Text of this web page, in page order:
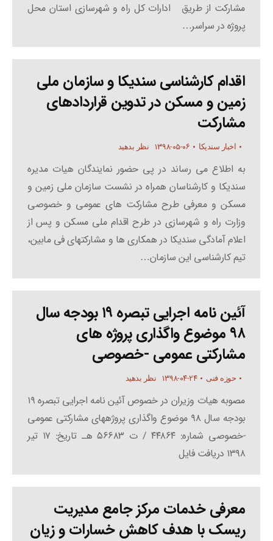
مشارکت از طریق ادارات کل راه و شهرسازی استان محل
پروژه در سراسر…
اقدام کارشناسی سندیکا و سازمان ملی
زمین و مسکن در تدوین قراردادهای
مشارکت
اخبار سندیکا ۱۳۹۸-۰۵-۰۶ نظر بدهید
به اطلاع می رساند در پی حضور نمایندگان هیات مدیره
سندیکا و کارشناسان همراه در نشست سازمان ملی زمین و
مسکن و معرفی طرح مشارکت های عمومی و خصوصی
وزارت راه و شهرسازی در طرح اقدام ملی مسکن و پس از
اعلام آمادگی سندیکا در همکاری ها و مشارکتهای فی مابین،
تیم کارشناسی این سازمان…
آئین نامه اجرایی تبصره ۱۹ بودجه سال
۹۸ موضوع واگذاری پروژه های
مشارکتی عمومی -خصوصی
حوزه فنی ۱۳۹۸-۰۴-۲۴ نظر بدهید
مصوبه هیات وزیران در خصوص آئین نامه اجرایی تبصره ۱۹
بودجه سال ۹۸ موضوع واگذاری پروژههای مشارکتی عمومی
-خصوصی شماره: ۴۴۸۶۴ / ت ۵۶۶۸۳ هـ تاریخ: ۱۷ تیر
۱۳۹۸ دریافت فایل
معرفی خدمات مرکز جامع مدیریت
ریسک با هدف کاهش خسارات و زیان